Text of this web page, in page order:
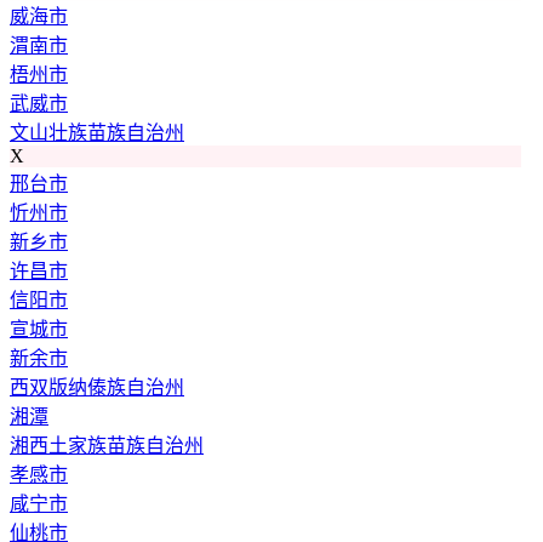
威海市
渭南市
梧州市
武威市
文山壮族苗族自治州
X
邢台市
忻州市
新乡市
许昌市
信阳市
宣城市
新余市
西双版纳傣族自治州
湘潭
湘西土家族苗族自治州
孝感市
咸宁市
仙桃市